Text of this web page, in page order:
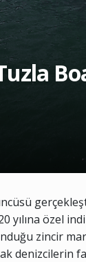
özel
zincir
denizcilerin